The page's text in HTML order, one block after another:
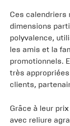
Ces calendriers
dimensions
polyvalence,
les amis et la
promotionnels.
très
clients,
Grâce à leur
avec reliure